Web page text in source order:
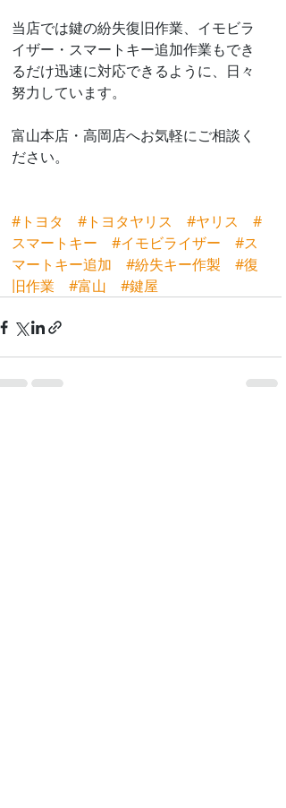
当店では鍵の紛失復旧作業、イモビラ
イザー・スマートキー追加作業もでき
るだけ迅速に対応できるように、日々
努力しています。
富山本店・高岡店へお気軽にご相談く
ださい。
#トヨタ #トヨタヤリス #ヤリス
#
スマートキー
#イモビライザー
#ス
マートキー追加
#紛失キー作製
#復
旧作業
#富山 #鍵屋